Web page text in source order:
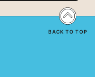
Expression Lies in “Love
singing characters” and
BACK TO TOP